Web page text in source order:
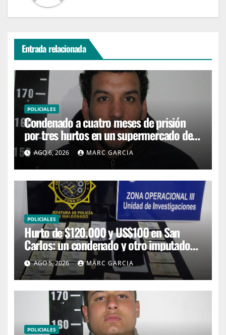
Entrada relacionada
POLICIALES
Condenado a cuatro meses de prisión
por tres hurtos en un supermercado de
San Carlos
AGO 6, 2026 MARC GARCIA
POLICIALES
Hurto de $120.000 y US$100 en San
Carlos: un condenado y otro imputado
con prisión preventiva
AGO 5, 2026 MARC GARCIA
POLICIALES